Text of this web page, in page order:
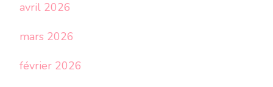
avril 2026
mars 2026
février 2026